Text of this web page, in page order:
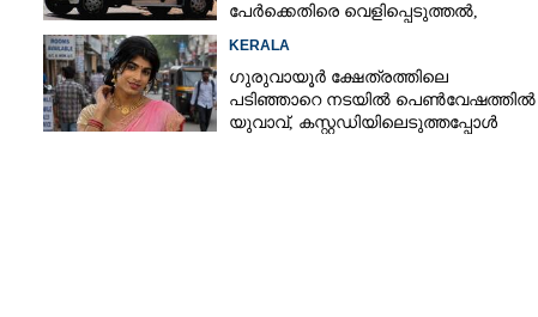
പേർക്കെതിരെ വെളിപ്പെടുത്തൽ,
KERALA
ഗുരുവായൂർ ക്ഷേത്രത്തിലെ
പടിഞ്ഞാറെ നടയിൽ പെൺവേഷത്തിൽ
യുവാവ്,​ കസ്റ്റഡിയിലെടുത്തപ്പോൾ